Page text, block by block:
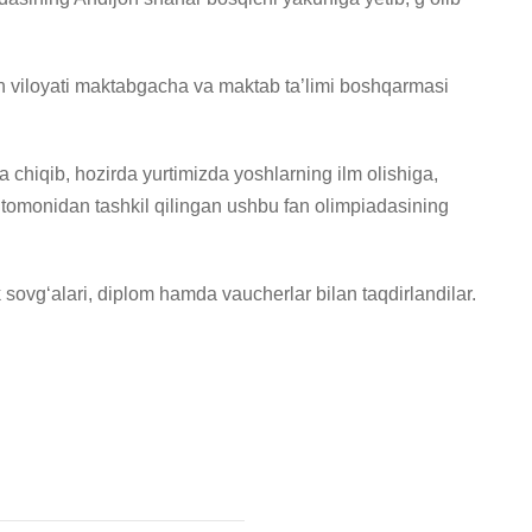
maktabgacha va maktab ta’limi boshqarmasi
chiqib, hozirda yurtimizda yoshlarning ilm olishiga,
tashkil qilingan ushbu fan olimpiadasining
diplom hamda vaucherlar bilan taqdirlandilar.